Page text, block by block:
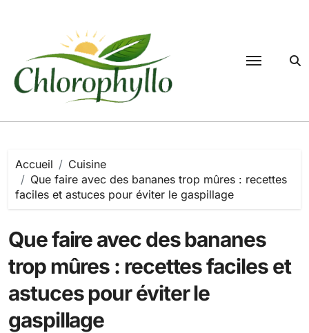
Accueil
Cuisine
Que faire avec des bananes trop mûres : recettes
faciles et astuces pour éviter le gaspillage
Que faire avec des bananes
trop mûres : recettes faciles et
astuces pour éviter le
gaspillage